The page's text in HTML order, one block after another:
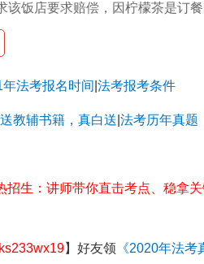
该饭店要求赔偿，因柠檬茶是订
年法考报名时间 法考报考条件
教辅书籍，真白送 法考历年真题
招生：讲师带你直击考点、稳拿
ks233wx19】 好友领 《2020年法考